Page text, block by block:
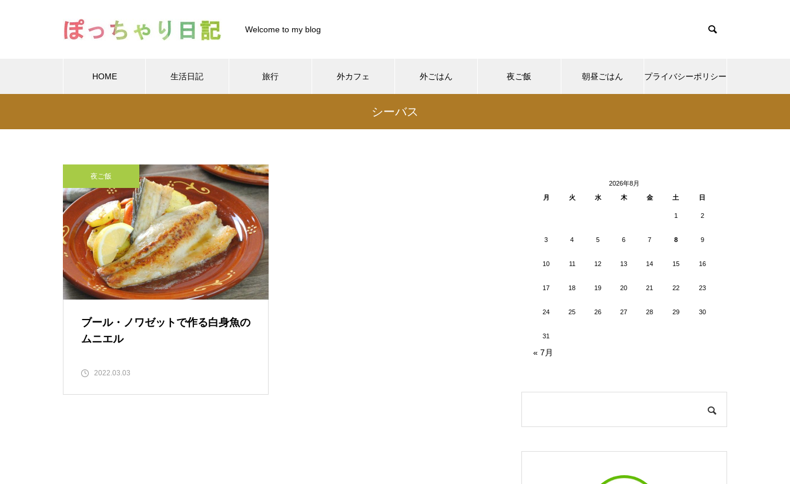
Welcome to my blog
HOME 生活日記 旅行 外カフェ 外ごはん 夜ご飯 朝昼ごはん プライバシーポリシー
/home/xs899844/pocharinikki.com/public_html/wp-content/themes/muum_tcd085/functions/menu.php
content/themes/muum_tcd085/functions/menu.php
シーバス
夜ご飯
ブール・ノワゼットで作る白身魚の
ムニエル
2022.03.03
2026年8月
月
火 水 木 金 土 日
1 2
3 4 5 6 7 8 9
10 11 12 13 14 15 16
17 18 19 20 21 22 23
24 25 26 27 28 29 30
31
« 7月